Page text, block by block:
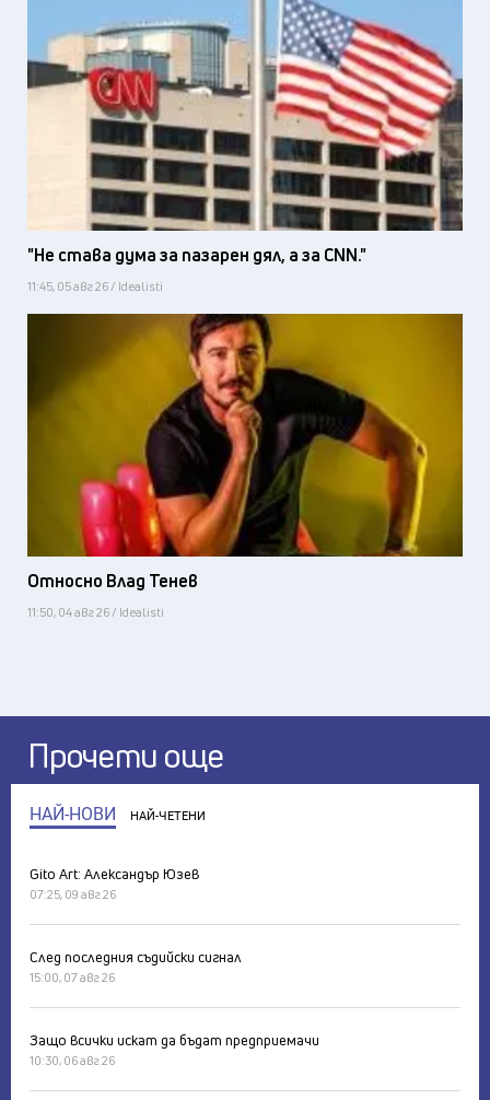
"Не става дума за пазарен дял, а за CNN."
11:45, 05 авг 26 / Idealisti
Относно Влад Тенев
11:50, 04 авг 26 / Idealisti
Прочети още
НАЙ-НОВИ НАЙ-ЧЕТЕНИ
Gito Art: Александър Юзев
07:25, 09 авг 26
След последния съдийски сигнал
15:00, 07 авг 26
Защо всички искат да бъдат предприемачи
10:30, 06 авг 26